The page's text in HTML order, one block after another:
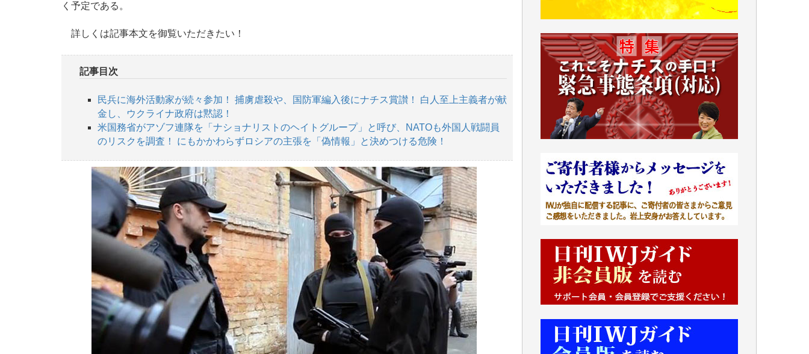
く予定である。
詳しくは記事本文を御覧いただきたい！
記事目次
民兵に海外活動家が続々参加！ 捕虜虐殺や、国防軍編入後にナチス賞讃！ 白人至上主義者が献
金し、ウクライナ政府は黙認！
米国務省がアゾフ連隊を「ナショナリストのヘイトグループ」と呼び、NATOも外国人戦闘員
のリスクを調査！ にもかかわらずロシアの主張を「偽情報」と決めつける危険！